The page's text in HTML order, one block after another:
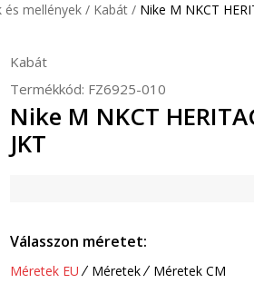
és mellények Kabát Nike M NKCT
Kabát
Termékkód: FZ6925-010
Nike M NKCT
JKT
Válasszon méretet:
Méretek EU Méretek Méretek CM